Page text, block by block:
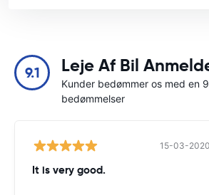
9.1 Leje Af Bil
Kunder bedømmer os med en
bedømmelser
15-03-2020
It is very good.